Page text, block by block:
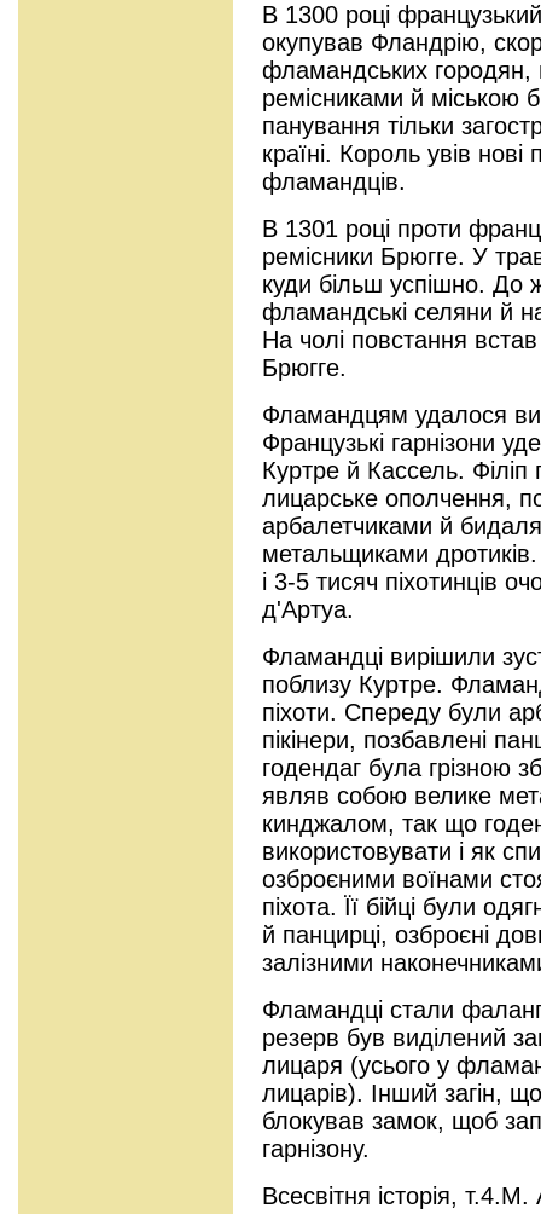
В 1300 році
окупував Фландрію,
фламандських городян,
ремісниками й міською
панування тільки
країні. Король увів
фламандців.
В 1301 році проти
ремісники Брюгге. У
куди більш успішно. До
фламандські селяни й
На чолі повстання
Брюгге.
Фламандцям удалося
Французькі гарнізони
Куртре й Кассель.
лицарське ополчення,
арбалетчиками й
метальщиками
і 3-5 тисяч піхотинців
д'Артуа.
Фламандці вирішили
поблизу Куртре.
піхоти. Спереду були
пікінери, позбавлені
годендаг була грізною
являв собою велике
кинджалом, так що
використовувати і як
озброєними воїнами
піхота. Її бійці були
й панцирці, озброєні
залізними
Фламандці стали
резерв був виділений
лицаря (усього у
лицарів). Інший загін,
блокував замок, щоб
гарнізону.
Всесвітня історія,